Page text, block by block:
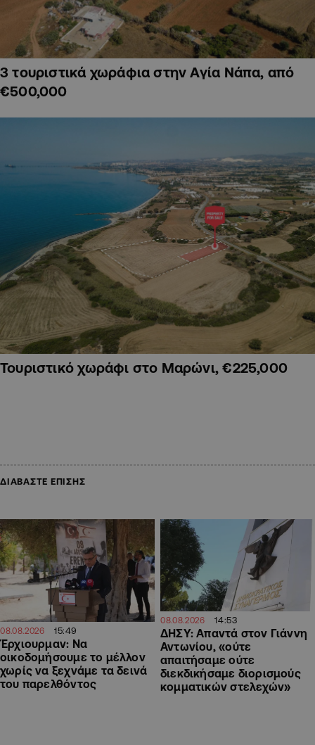
3 τουριστικά χωράφια στην Αγία Νάπα, από
€500,000
Τουριστικό χωράφι στο Μαρώνι, €225,000
ΔΙΑΒΑΣΤΕ ΕΠΙΣΗΣ
08.08.2026 15:49
Έρχιουρμαν: Να
οικοδομήσουμε το μέλλον
χωρίς να ξεχνάμε τα δεινά
του παρελθόντος
08.08.2026 14:53
ΔΗΣΥ: Απαντά στον Γιάννη
Αντωνίου, «ούτε
απαιτήσαμε ούτε
διεκδικήσαμε διορισμούς
κομματικών στελεχών»